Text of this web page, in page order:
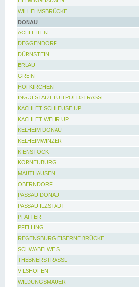
WILHELMSBRÜCKE
DONAU
ACHLEITEN
DEGGENDORF
DÜRNSTEIN
ERLAU
GREIN
HOFKIRCHEN
INGOLSTADT LUITPOLDSTRASSE
KACHLET SCHLEUSE UP
KACHLET WEHR UP
KELHEIM DONAU
KELHEIMWINZER
KIENSTOCK
KORNEUBURG
MAUTHAUSEN
OBERNDORF
PASSAU DONAU
PASSAU ILZSTADT
PFATTER
PFELLING
REGENSBURG EISERNE BRÜCKE
SCHWABELWEIS
THEBNERSTRASSL
VILSHOFEN
WILDUNGSMAUER